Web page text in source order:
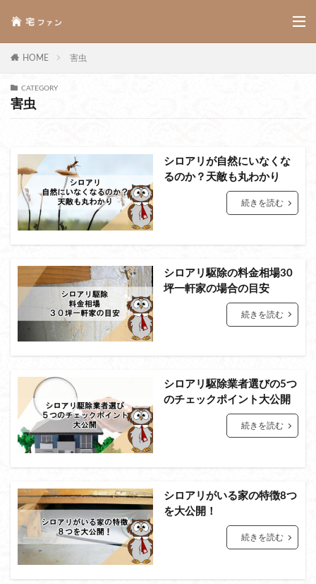
HOME 害虫
CATEGORY
害虫
シロアリが自然にいなくな
るのか？天敵も丸わかり
続きを読む
シロアリ駆除の料金相場30
坪一軒家の場合の目安
続きを読む
シロアリ駆除業者選びの5つ
のチェックポイント大公開
続きを読む
シロアリがいる家の特徴8つ
を大公開！
続きを読む